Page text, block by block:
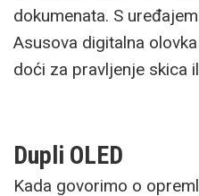
dokumenata. S
Asusova digitalna
doći za pravljenje skica
Dupli OLED
Kada govorimo o